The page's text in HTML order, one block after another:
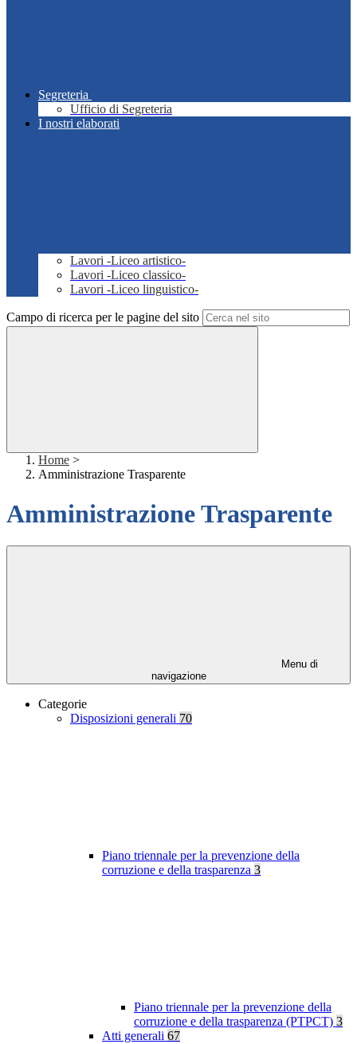
Segreteria
Ufficio di Segreteria
I nostri elaborati
Lavori -Liceo artistico-
Lavori -Liceo classico-
Lavori -Liceo linguistico-
Campo di ricerca per le pagine del sito
Home >
Amministrazione Trasparente
Amministrazione Trasparente
Menu di
navigazione
Categorie
Disposizioni generali 70
Piano triennale per la prevenzione della
corruzione e della trasparenza 3
Piano triennale per la prevenzione della
corruzione e della trasparenza (PTPCT) 3
Atti generali 67